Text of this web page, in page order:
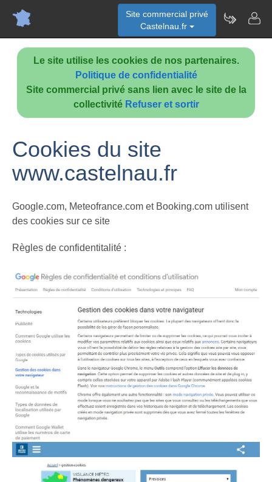
Le site utilise les cookies de nos partenaires.
Politique de confidentialité
Site commercial privé sans lien avec le site de la
collectivité Refuser et sortir
Site commercial privé
Castelnau.fr
Cookies du site
www.castelnau.fr
Google.com, Meteofrance.com et Booking.com utilisent
des cookies sur ce site
Règles de confidentitalité :